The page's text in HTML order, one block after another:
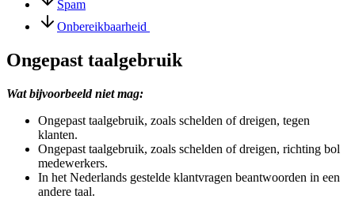
Spam
Onbereikbaarheid
Ongepast taalgebruik
Wat bijvoorbeeld niet mag:
Ongepast taalgebruik, zoals schelden of dreigen, tegen
klanten.
Ongepast taalgebruik, zoals schelden of dreigen, richting bol
medewerkers.
In het Nederlands gestelde klantvragen beantwoorden in een
andere taal.